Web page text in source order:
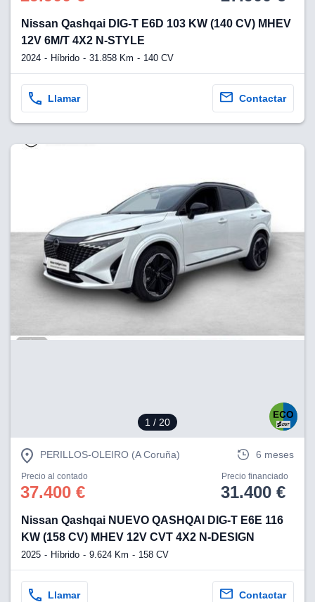
Nissan Qashqai DIG-T E6D 103 KW (140 CV) MHEV
12V 6M/T 4X2 N-STYLE
2024 Híbrido 31.858 Km 140 CV
Llamar Contactar
1 / 20
PERILLOS-OLEIRO (A Coruña) 6 meses
Precio al contado
37.400 €
Precio financiado
31.400 €
Nissan Qashqai NUEVO QASHQAI DIG-T E6E 116
KW (158 CV) MHEV 12V CVT 4X2 N-DESIGN
2025 Híbrido 9.624 Km 158 CV
Llamar Contactar